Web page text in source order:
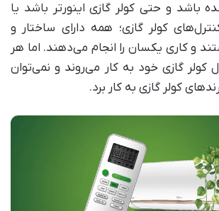
باشد و حتی کولر گازی اینورتر باشد یا
کولر گازی؛ همه دارای ساختار و
و کاری یکسان را انجام می‌دهند. اما هر
کولر گازی خود به کار می‌روند و نمی‌توان
کولر گازی به کار برد.